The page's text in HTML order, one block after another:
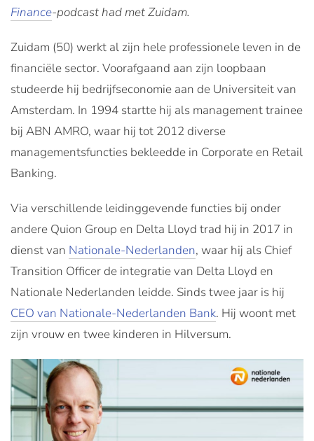
Finance-podcast had met Zuidam.
Zuidam (50) werkt al zijn hele professionele leven in de
financiële sector. Voorafgaand aan zijn loopbaan
studeerde hij bedrijfseconomie aan de Universiteit van
Amsterdam. In 1994 startte hij als management trainee
bij ABN AMRO, waar hij tot 2012 diverse
managementsfuncties bekleedde in Corporate en Retail
Banking.
Via verschillende leidinggevende functies bij onder
andere Quion Group en Delta Lloyd trad hij in 2017 in
dienst van Nationale-Nederlanden, waar hij als Chief
Transition Officer de integratie van Delta Lloyd en
Nationale Nederlanden leidde. Sinds twee jaar is hij
CEO van Nationale-Nederlanden Bank. Hij woont met
zijn vrouw en twee kinderen in Hilversum.